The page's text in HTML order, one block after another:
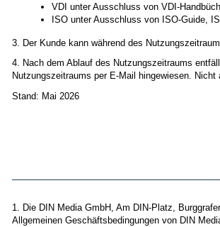
VDI unter Ausschluss von VDI-
ISO unter Ausschluss von ISO-Guide,
3. Der Kunde kann während des
4. Nach dem Ablauf des Nutzungszeitraums
Nutzungszeitraums per E-Mail hingewiesen.
Stand: Mai 2026
1. Die DIN Media GmbH, Am DIN-Platz,
Allgemeinen Geschäftsbedingungen von DIN